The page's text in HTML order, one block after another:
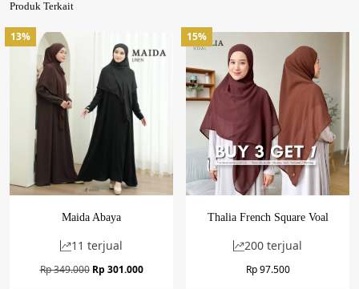
Produk Terkait
13%
Maida Abaya
11 terjual
Rp349.000 Harga
Rp 301.000Harga
15%
Thalia French Square Voal
200 terjual
Rp97.500